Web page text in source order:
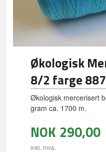
Økologisk
8/2 farge
Økologisk mercerisert
gram ca. 1700 m.
NOK 290,00
inkl. mva.